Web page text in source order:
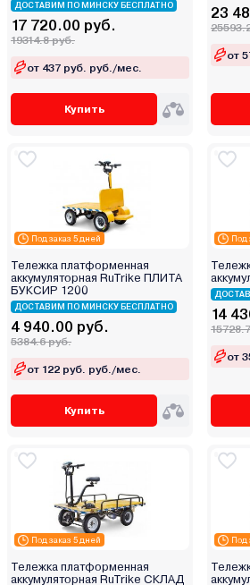
ДОСТАВИМ ПО МИНСКУ БЕСПЛАТНО
17 720.00 руб.
19314.8 руб.
от 437 руб. руб./мес.
Купить
23
от
Под заказ 5 дней
Тележка платформенная
аккумуляторная RuTrike ПЛИТА
БУКСИР 1200
ДОСТАВИМ ПО МИНСКУ БЕСПЛАТНО
4 940.00 руб.
5384.6 руб.
от 122 руб. руб./мес.
Купить
Под
14
от
Под заказ 5 дней
Тележка платформенная
аккумуляторная RuTrike СКЛАД
Под